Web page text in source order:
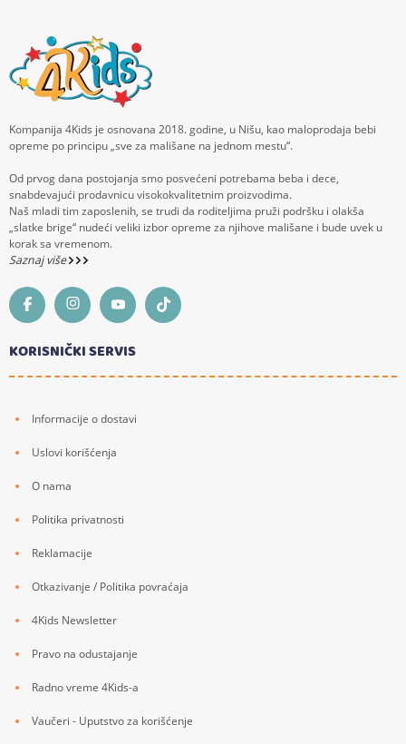
Kompanija 4Kids je osnovana 2018. godine, u Nišu, kao maloprodaja bebi
opreme po principu „sve za mališane na jednom mestu“.
Od prvog dana postojanja smo posvećeni potrebama beba i dece,
snabdevajući prodavnicu visokokvalitetnim proizvodima.
Naš mladi tim zaposlenih, se trudi da roditeljima pruži podršku i olakša
„slatke brige“ nudeći veliki izbor opreme za njihove mališane i bude uvek u
korak sa vremenom.
Saznaj više
KORISNIČKI SERVIS
Informacije o dostavi
Uslovi korišćenja
O nama
Politika privatnosti
Reklamacije
Otkazivanje / Politika povraćaja
4Kids Newsletter
Pravo na odustajanje
Radno vreme 4Kids-a
Vaučeri - Uputstvo za korišćenje